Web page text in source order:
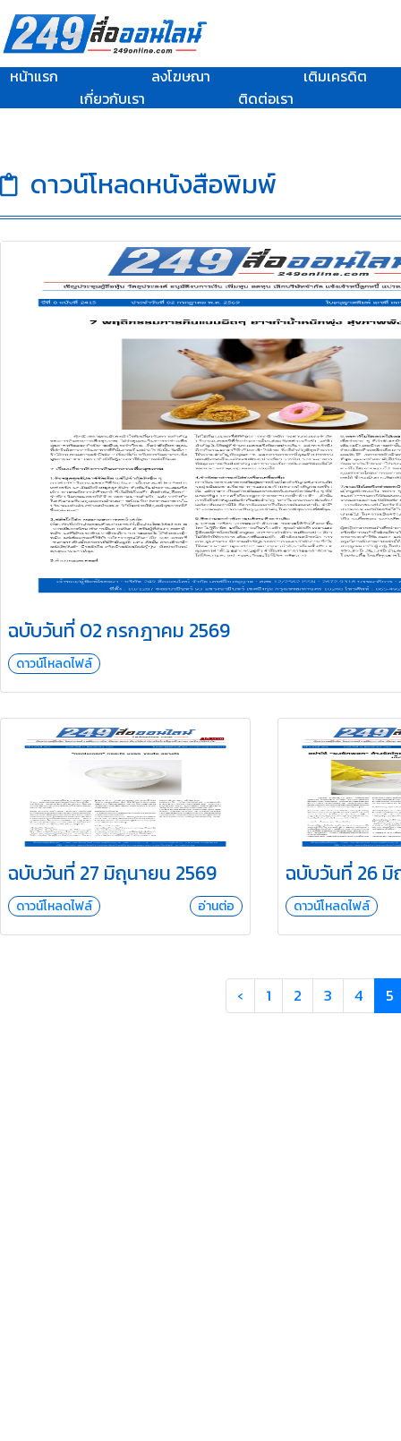
หน้าแรก ลงโฆษณา
เติมเครดิต
เกี่ยวกับเรา
ติดต่อเรา
ดาวน์โหลดหนังสือพิมพ์
ฉบับวันที่ 02 กรกฎาคม 2569
ดาวน์โหลดไฟล์
ฉบับวันที่ 27 มิถุนายน 2569
ดาวน์โหลดไฟล์ อ่านต่อ
ฉบับวันที่ 26 มิ
ดาวน์โหลดไฟล์
‹ 1 2 3 4 5